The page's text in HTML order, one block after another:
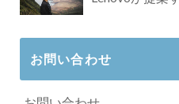
お問い合わせ